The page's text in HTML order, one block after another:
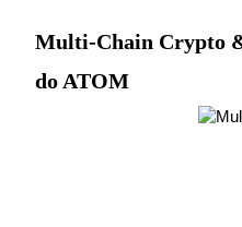
Multi-Chain Crypto
do ATOM